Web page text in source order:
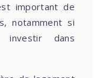
important de
notamment si
investir dans